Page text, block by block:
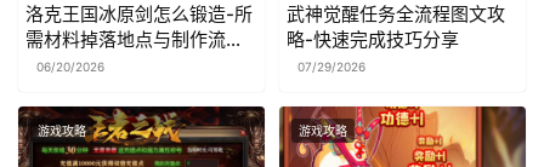
洛克王国冰原剑怎么锻造-所
需材料掉落地点与制作流程
图解
06/20/2026
武神觉醒任务全流程图文攻
略-快速完成技巧分享
07/29/2026
游戏攻略 游戏攻略